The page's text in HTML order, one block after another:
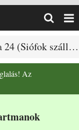
(Siófok szállás)
Az